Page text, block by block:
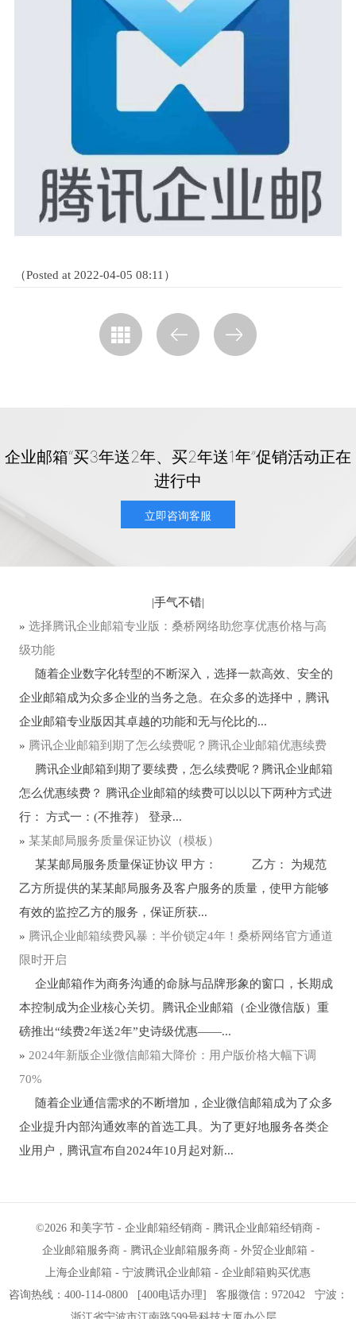
（Posted at 2022-04-05 08:11）
企业邮箱“买3年送2年、买2年送1年”促销活动正在
进行中
立即咨询客服
|手气不错|
» 选择腾讯企业邮箱专业版：桑桥网络助您享优惠价格与高
级功能
随着企业数字化转型的不断深入，选择一款高效、安全的
企业邮箱成为众多企业的当务之急。在众多的选择中，腾讯
企业邮箱专业版因其卓越的功能和无与伦比的...
» 腾讯企业邮箱到期了怎么续费呢？腾讯企业邮箱优惠续费
腾讯企业邮箱到期了要续费，怎么续费呢？腾讯企业邮箱
怎么优惠续费？ 腾讯企业邮箱的续费可以以以下两种方式进
行： 方式一：(不推荐） 登录...
» 某某邮局服务质量保证协议（模板）
某某邮局服务质量保证协议 甲方： 乙方： 为规范
乙方所提供的某某邮局服务及客户服务的质量，使甲方能够
有效的监控乙方的服务，保证所获...
» 腾讯企业邮箱续费风暴：半价锁定4年！桑桥网络官方通道
限时开启
企业邮箱作为商务沟通的命脉与品牌形象的窗口，长期成
本控制成为企业核心关切。腾讯企业邮箱（企业微信版）重
磅推出“续费2年送2年”史诗级优惠——...
» 2024年新版企业微信邮箱大降价：用户版价格大幅下调
70%
随着企业通信需求的不断增加，企业微信邮箱成为了众多
企业提升内部沟通效率的首选工具。为了更好地服务各类企
业用户，腾讯宣布自2024年10月起对新...
©2026 和美字节 - 企业邮箱经销商 - 腾讯企业邮箱经销商 -
企业邮箱服务商- 腾讯企业邮箱服务商- 外贸企业邮箱 -
上海企业邮箱 - 宁波腾讯企业邮箱 - 企业邮箱购买优惠
咨询热线：400-114-0800[400电话办理] 客服微信：972042 宁波 ：